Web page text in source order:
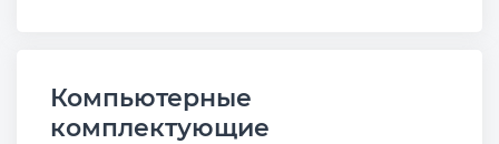
Компьютерные
комплектующие